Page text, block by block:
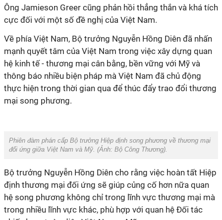
Ông Jamieson Greer cũng phản hồi thẳng thắn và khá tích
cực đối với một số đề nghị của Việt Nam.
Về phía Việt Nam, Bộ trưởng Nguyễn Hồng Diên đã nhấn
mạnh quyết tâm của Việt Nam trong việc xây dựng quan
hệ kinh tế - thương mại cân bằng, bền vững với Mỹ và
thông báo nhiều biện pháp mà Việt Nam đã chủ động
thực hiện trong thời gian qua để thúc đẩy trao đổi thương
mại song phương.
Phiên đàm phán cấp Bộ trưởng Hiệp định song phương về thương mại
đối ứng giữa Việt Nam và Mỹ. (Ảnh: Bộ Công Thương).
Bộ trưởng Nguyễn Hồng Diên cho rằng việc hoàn tất Hiệp
định thương mại đối ứng sẽ giúp củng cố hơn nữa quan
hệ song phương không chỉ trong lĩnh vực thương mại mà
trong nhiều lĩnh vực khác, phù hợp với quan hệ Đối tác